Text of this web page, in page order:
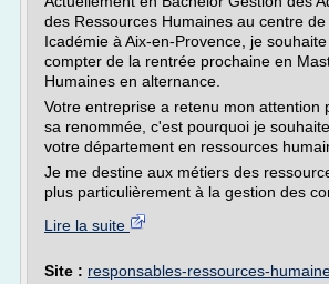
des Ressources Humaines au centre
Icadémie à Aix-en-Provence, je
compter de la rentrée prochaine en
Humaines en alternance.
Votre entreprise a retenu mon attention
sa renommée, c'est pourquoi je
votre département en ressources
Je me destine aux métiers des
plus particulièrement à la gestion des
Lire la suite
Site : responsables-ressources-